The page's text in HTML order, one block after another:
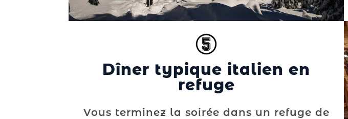
Dîner typique italien en
refuge
Vous terminez la soirée dans un refuge de